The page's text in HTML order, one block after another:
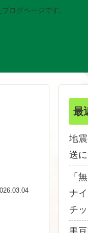
ログページです。
最
地
送
「
ナ
チ